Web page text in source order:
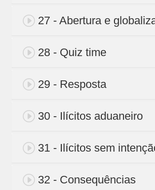
27 - Abertura e
28 - Quiz time
29 - Resposta
30 - Ilícitos aduaneiro
31 - Ilícitos sem
32 - Consequências